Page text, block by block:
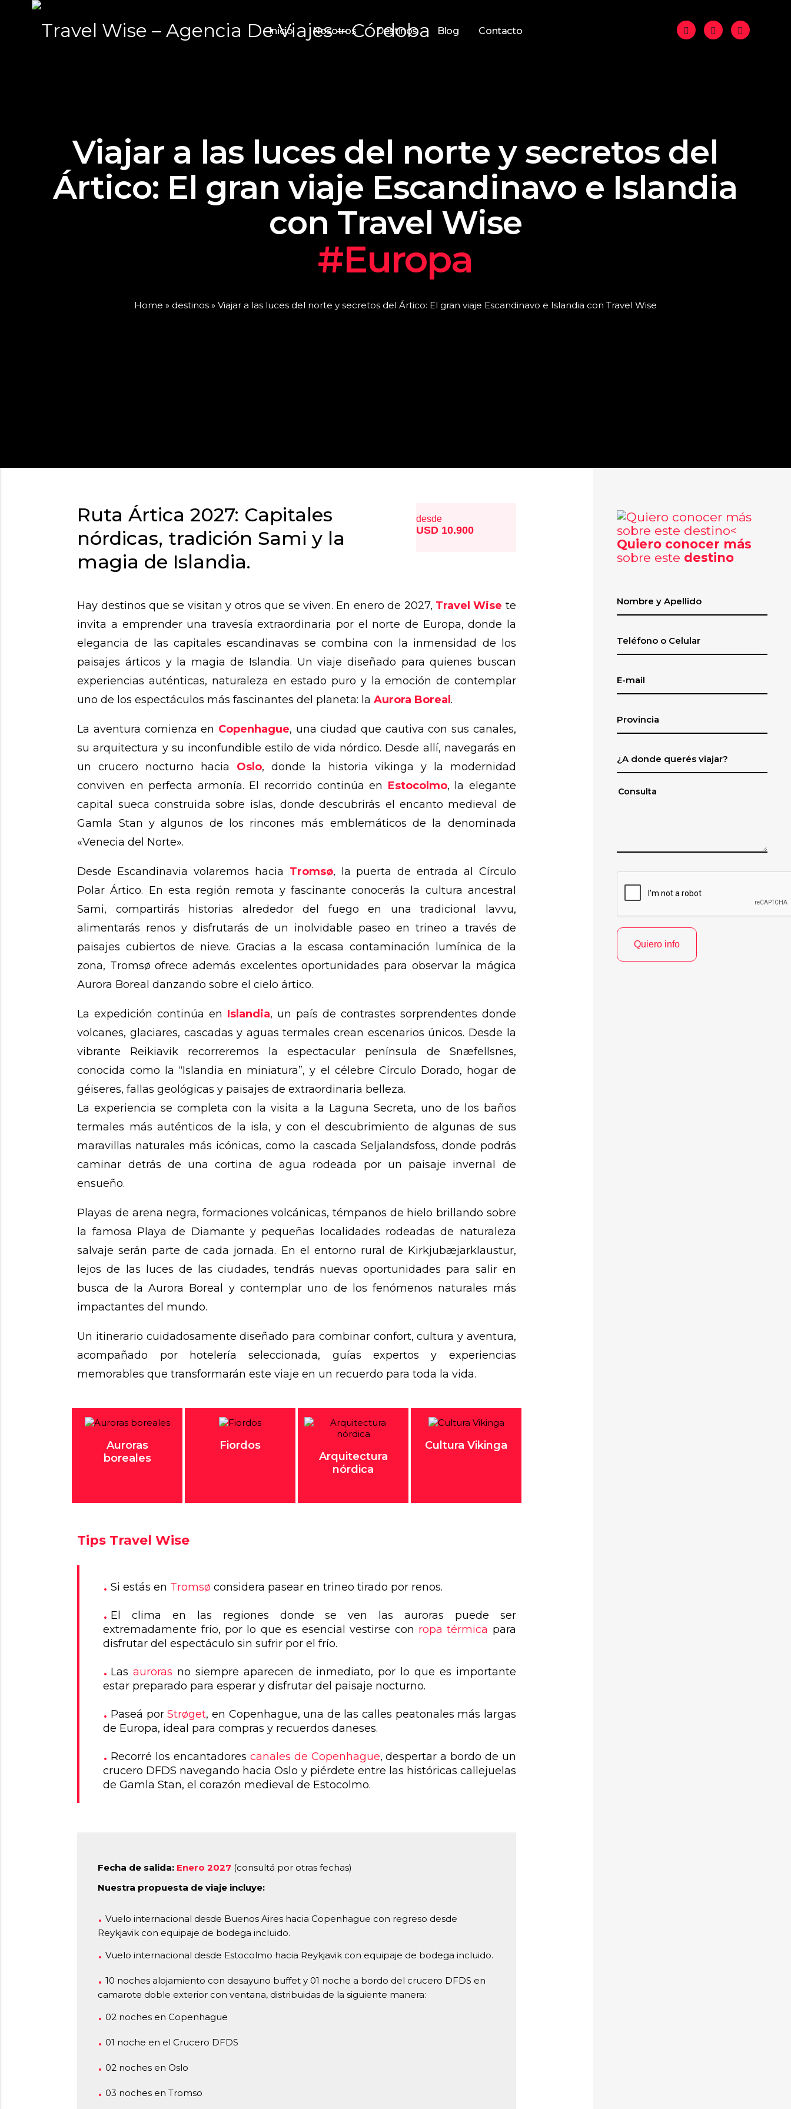
Inicio Nosotros Destinos Blog Contacto
Viajar a las luces del norte y secretos del
Ártico: El gran viaje Escandinavo e Islandia
con Travel Wise
#Europa
Home » destinos» Viajar a las luces del norte y secretos del Ártico: El gran viaje Escandinavo e Islandia con Travel Wise
Quiero conocer más
sobre este destino
Ruta Ártica 2027: Capitales
nórdicas, tradición Sami y la
magia de Islandia.
desde
USD 10.900
Hay destinos que se visitan y otros que se viven. En enero de 2027, Travel Wise te
invita a emprender una travesía extraordinaria por el norte de Europa, donde la
elegancia de las capitales escandinavas se combina con la inmensidad de los
paisajes árticos y la magia de Islandia. Un viaje diseñado para quienes buscan
experiencias auténticas, naturaleza en estado puro y la emoción de contemplar
uno de los espectáculos más fascinantes del planeta: laAurora Boreal.
La aventura comienza en Copenhague, una ciudad que cautiva con sus canales,
su arquitectura y su inconfundible estilo de vida nórdico. Desde allí, navegarás en
un crucero nocturno hacia Oslo, donde la historia vikinga y la modernidad
conviven en perfecta armonía. El recorrido continúa en Estocolmo, la elegante
capital sueca construida sobre islas, donde descubrirás el encanto medieval de
Gamla Stan y algunos de los rincones más emblemáticos de la denominada
«Venecia del Norte».
Desde Escandinavia volaremos hacia Tromsø, la puerta de entrada al Círculo
Polar Ártico. En esta región remota y fascinante conocerás la cultura ancestral
Sami, compartirás historias alrededor del fuego en una tradicional lavvu,
alimentarás renos y disfrutarás de un inolvidable paseo en trineo a través de
paisajes cubiertos de nieve. Gracias a la escasa contaminación lumínica de la
zona, Tromsø ofrece además excelentes oportunidades para observar la mágica
Aurora Boreal danzando sobre el cielo ártico.
La expedición continúa en Islandia, un país de contrastes sorprendentes donde
volcanes, glaciares, cascadas y aguas termales crean escenarios únicos. Desde la
vibrante Reikiavik recorreremos la espectacular península de Snæfellsnes,
conocida como la “Islandia en miniatura”, y el célebre Círculo Dorado, hogar de
géiseres, fallas geológicas y paisajes de extraordinaria belleza.
La experiencia se completa con la visita a la Laguna Secreta, uno de los baños
termales más auténticos de la isla, y con el descubrimiento de algunas de sus
maravillas naturales más icónicas, como la cascada Seljalandsfoss, donde podrás
caminar detrás de una cortina de agua rodeada por un paisaje invernal de
ensueño.
Playas de arena negra, formaciones volcánicas, témpanos de hielo brillando sobre
la famosa Playa de Diamante y pequeñas localidades rodeadas de naturaleza
salvaje serán parte de cada jornada. En el entorno rural de Kirkjubæjarklaustur,
lejos de las luces de las ciudades, tendrás nuevas oportunidades para salir en
busca de la Aurora Boreal y contemplar uno de los fenómenos naturales más
impactantes del mundo.
Un itinerario cuidadosamente diseñado para combinar confort, cultura y aventura,
acompañado por hotelería seleccionada, guías expertos y experiencias
memorables que transformarán este viaje en un recuerdo para toda la vida.
Auroras
boreales
Fiordos
Arquitectura
nórdica
Cultura Vikinga
Tips Travel Wise
Si estás en Tromsø considera pasear en trineo tirado por renos.
El clima en las regiones donde se ven las auroras puede ser
extremadamente frío, por lo que es esencial vestirse con ropa térmica para
disfrutar del espectáculo sin sufrir por el frío.
Lasauroras no siempre aparecen de inmediato, por lo que es importante
estar preparado para esperar y disfrutar del paisaje nocturno.
Paseá porStrøget, en Copenhague, una de las calles peatonales más largas
de Europa, ideal para compras y recuerdos daneses.
Recorré los encantadores canales de Copenhague, despertar a bordo de un
crucero DFDS navegando hacia Oslo y piérdete entre las históricas callejuelas
de Gamla Stan, el corazón medieval de Estocolmo.
Fecha de salida: Enero 2027 (consultá por otras fechas)
Nuestra propuesta de viaje incluye:
Vuelo internacional desde Buenos Aires hacia Copenhague con regreso desde
Reykjavik con equipaje de bodega incluido.
Vuelo internacional desde Estocolmo hacia Reykjavik con equipaje de bodega incluido.
10 noches alojamiento con desayuno buffet y 01 noche a bordo del crucero DFDS en
camarote doble exterior con ventana, distribuidas de la siguiente manera:
02 noches en Copenhague
01 noche en el Crucero DFDS
02 noches en Oslo
03 noches en Tromso